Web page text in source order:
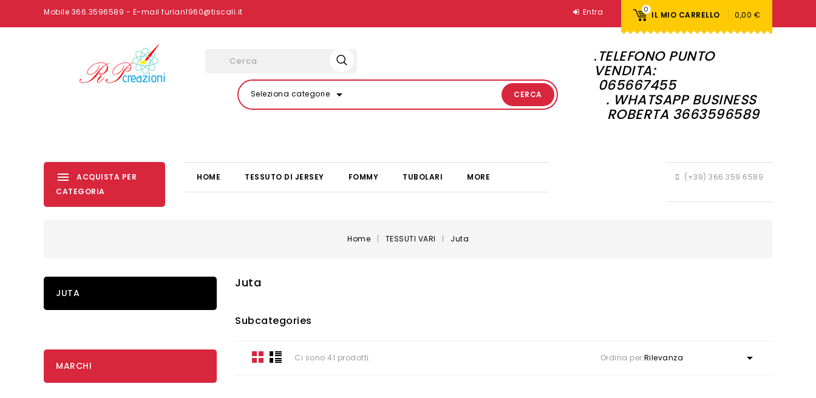
Mobile 366.3596589 - E-mail furlan1960@tiscali.it 0
IL MIO CARRELLO 0,00 €
Entra
.TELEFONO PUNTO
VENDITA:
065667455
. WHATSAPP BUSINESS
ROBERTA 3663596589
Seleziona categorie arrow_drop_down CERCA
ACQUISTA PER
CATEGORIA
HOME TESSUTO DI JERSEY FOMMY TUBOLARI MORE (+39) 366 359 6589
Home TESSUTI VARI Juta
JUTA
MARCHI
Juta
Subcategories
Ci sono 41 prodotti. Ordina per:Rilevanza 